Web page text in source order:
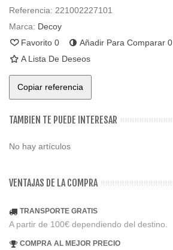
Referencia: 221002227101
Marca: Decoy
Favorito 0 Añadir Para Comparar 0
A Lista De Deseos
Copiar referencia
TAMBIEN TE PUEDE INTERESAR
No hay artículos
VENTAJAS DE LA COMPRA
TRANSPORTE GRATIS
A partir de 100€ dependiendo del destino.
COMPRA AL MEJOR PRECIO